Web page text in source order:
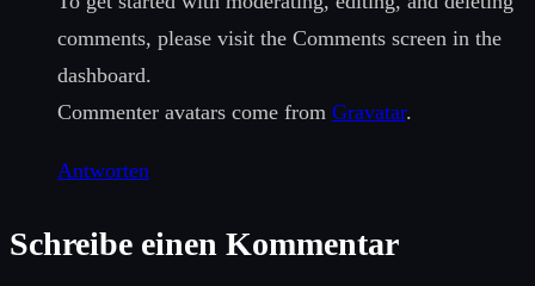
comments, please visit the Comments screen in the
dashboard.
Commenter avatars come from Gravatar.
Antworten
Schreibe einen Kommentar